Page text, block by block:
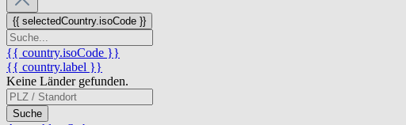
{{ selectedCountry.isoCode }}
{{ country.isoCode }}
{{ country.label }}
Keine Länder gefunden.
Suche